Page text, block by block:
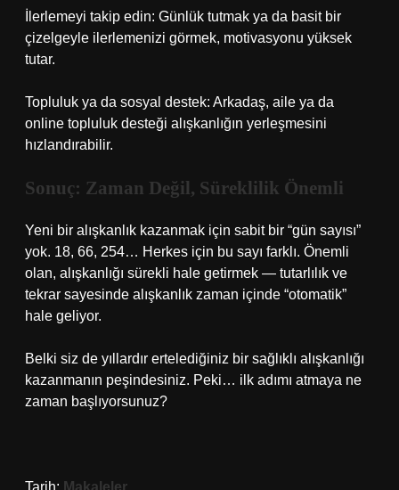
İlerlemeyi takip edin: Günlük tutmak ya da basit bir
çizelgeyle ilerlemenizi görmek, motivasyonu yüksek
tutar.
Topluluk ya da sosyal destek: Arkadaş, aile ya da
online topluluk desteği alışkanlığın yerleşmesini
hızlandırabilir.
Sonuç: Zaman Değil, Süreklilik Önemli
Yeni bir alışkanlık kazanmak için sabit bir “gün sayısı”
yok. 18, 66, 254… Herkes için bu sayı farklı. Önemli
olan, alışkanlığı sürekli hale getirmek — tutarlılık ve
tekrar sayesinde alışkanlık zaman içinde “otomatik”
hale geliyor.
Belki siz de yıllardır ertelediğiniz bir sağlıklı alışkanlığı
kazanmanın peşindesiniz. Peki… ilk adımı atmaya ne
zaman başlıyorsunuz?
Tarih: Makaleler